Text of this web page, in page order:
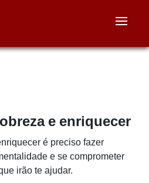
e enriquecer
é preciso fazer
e se comprometer
irão te ajudar.